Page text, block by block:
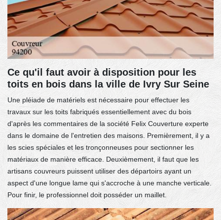
Ce qu'il faut avoir à disposition pour les
toits en bois dans la ville de Ivry Sur Seine
Une pléiade de matériels est nécessaire pour effectuer les
travaux sur les toits fabriqués essentiellement avec du bois
d'après les commentaires de la société Felix Couverture experte
dans le domaine de l'entretien des maisons. Premièrement, il y a
les scies spéciales et les tronçonneuses pour sectionner les
matériaux de manière efficace. Deuxièmement, il faut que les
artisans couvreurs puissent utiliser des départoirs ayant un
aspect d'une longue lame qui s'accroche à une manche verticale.
Pour finir, le professionnel doit posséder un maillet.